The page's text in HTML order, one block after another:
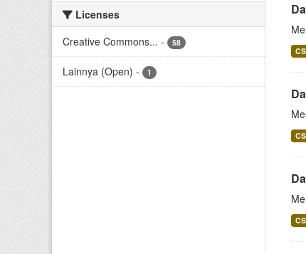
Licenses
Creative Commons... - 58
Lainnya (Open) - 1